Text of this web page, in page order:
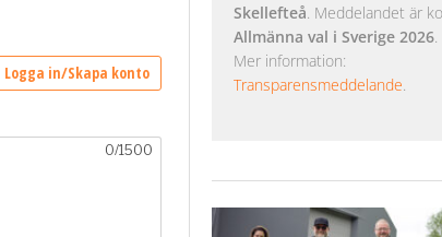
Skellefteå. Meddelandet är
Allmänna val i Sverige 2026.
Mer information:
Transparensmeddelande.